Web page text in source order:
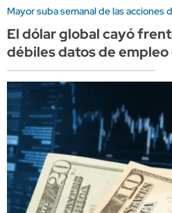
Mayor suba semanal de las acciones
El dólar global cayó
débiles datos de